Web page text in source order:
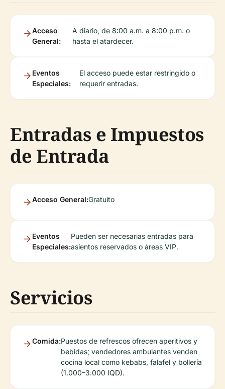
Acceso
General:
A diario, de 8:00 a.m. a 8:00 p.m. o
hasta el atardecer.
Eventos
Especiales:
El acceso puede estar restringido o
requerir entradas.
Entradas e Impuestos
de Entrada
Acceso General:Gratuito
Eventos
Especiales:
Pueden ser necesarias entradas para
asientos reservados o áreas VIP.
Servicios
Comida:Puestos de refrescos ofrecen aperitivos y
bebidas; vendedores ambulantes venden
cocina local como kebabs, falafel y bollería
(1.000–3.000 IQD).